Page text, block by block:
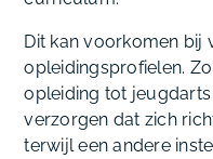
Dit kan voorkomen bij
opleidingsprofielen.
opleiding tot
verzorgen dat zich
terwijl een andere